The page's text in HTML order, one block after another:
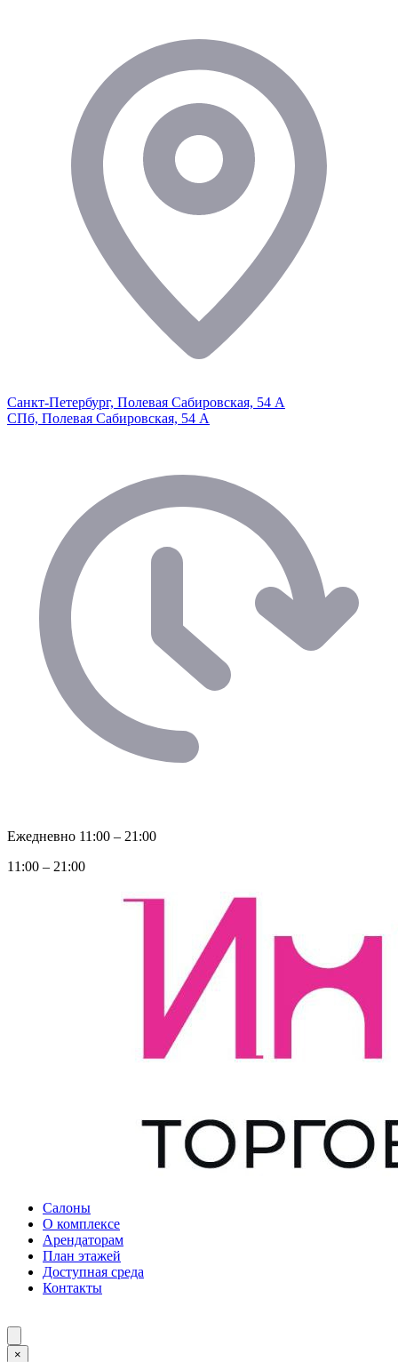
Санкт-Петербург, Полевая Сабировская, 54 А
СПб, Полевая Сабировская, 54 А
Ежедневно 11:00 ‒ 21:00
11:00 ‒ 21:00
Салоны
О комплексе
Арендаторам
План этажей
Доступная среда
Контакты
×